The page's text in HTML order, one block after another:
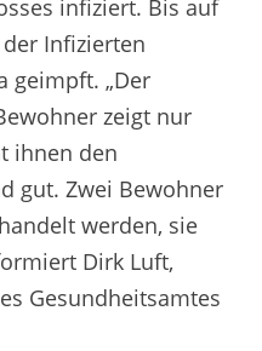
infiziert. Bis auf
Infizierten
geimpft. „Der
zeigt nur
ihnen den
gut. Zwei Bewohner
werden, sie
Dirk Luft,
Gesundheitsamtes